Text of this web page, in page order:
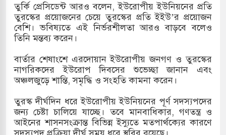
তুর্কি প্রেসিডেন্ট আরও বলেন, ইউরোপীয় ইউনিয়নের প্রতি
তুরস্কের প্রয়োজনের চেয়ে তুরস্কের প্রতি ইইউ’র প্রয়োজন
বেশি। ভবিষ্যতে এই নির্ভরশীলতা আরও বাড়বে বলেও
তিনি মন্তব্য করেন।
বার্তার শেষাংশে এরদোয়ান ইউরোপীয় জনগণ ও তুরস্কের
নাগরিকদের ইউরোপ দিবসের শুভেচ্ছা জানান এবং
অঞ্চলজুড়ে শান্তি, সমৃদ্ধি ও সংহতি কামনা করেন।
তুরস্ক দীর্ঘদিন ধরে ইউরোপীয় ইউনিয়নের পূর্ণ সদস্যপদের
জন্য চেষ্টা চালিয়ে যাচ্ছে। তবে মানবাধিকার, গণতন্ত্র ও
আইনের শাসনসংক্রান্ত বিভিন্ন ইস্যুতে মতপার্থক্যের কারণে